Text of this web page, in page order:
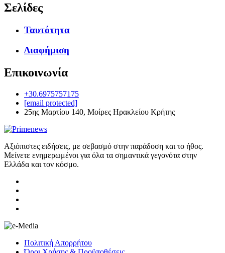
Σελίδες
Ταυτότητα
Διαφήμιση
Επικοινωνία
+30.6975757175
[email protected]
25ης Μαρτίου 140, Μοίρες Ηρακλείου Κρήτης
Αξιόπιστες ειδήσεις, με σεβασμό στην παράδοση και το ήθος.
Μείνετε ενημερωμένοι για όλα τα σημαντικά γεγονότα στην
Ελλάδα και τον κόσμο.
Πολιτική Απορρήτου